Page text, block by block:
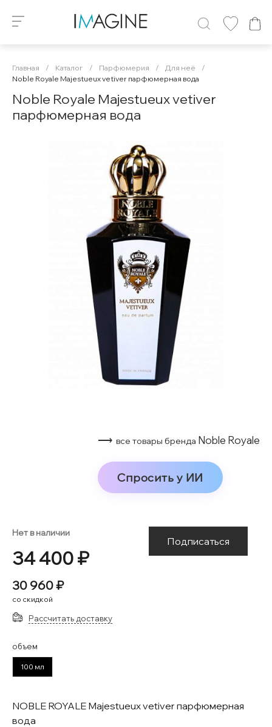
Главная / Каталог / Парфюмерия / Для неё
/
Noble Royale Majestueux vetiver парфюмерная вода
Noble Royale Majestueux vetiver
парфюмерная вода
⟶ все товары бренда Noble Royale
Спросить у ИИ
Нет в наличии
34 400 ₽
30 960 ₽
со скидкой
Подписаться
Рассчитать доставку
объем
100 мл
NOBLE ROYALE Majestueux vetiver парфюмерная
вода